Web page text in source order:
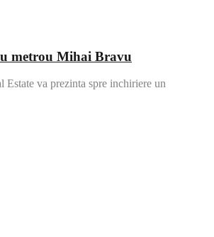
metrou Mihai Bravu
Estate va prezinta spre inchiriere un